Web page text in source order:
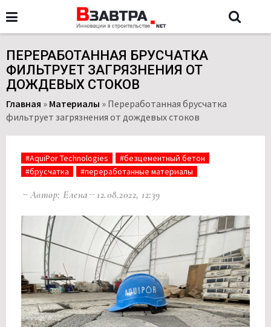
ПЕРЕРАБОТАННАЯ БРУСЧАТКА
ФИЛЬТРУЕТ ЗАГРЯЗНЕНИЯ ОТ
ДОЖДЕВЫХ СТОКОВ
Главная » Материалы » Переработанная брусчатка
фильтрует загрязнения от дождевых стоков
#AquiPor Technologies
#безцементный бетон
#брусчатка
#переработанные материалы
Автор: Елена 12.08.2022, 12:39